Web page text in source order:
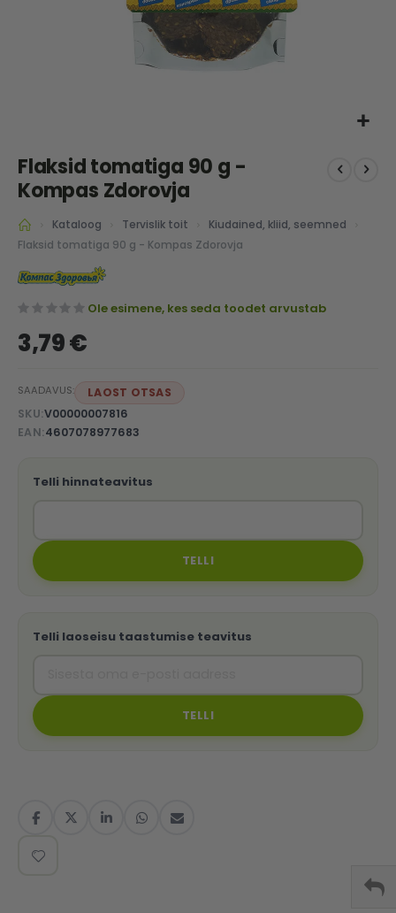
to
the
beginning
of
the
gallery
Flaksid tomatiga 90 g -
Kompas Zdorovja
Kataloog Tervislik toit
Kiudained, kliid, seemned
Flaksid tomatiga 90 g - Kompas Zdorovja
Ole esimene, kes seda toodet arvustab
3,79 €
SAADAVUS:
LAOST OTSAS
SKU V00000007816
EAN 4607078977683
Telli hinnateavitus
TELLI
Telli laoseisu taastumise teavitus
TELLI